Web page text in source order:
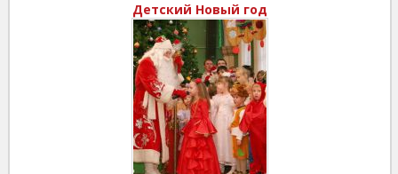
Детский Новый год